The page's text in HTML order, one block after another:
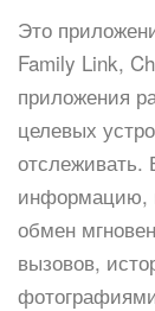
Это
Family Link,
приложения
целевых
отслеживать.
информацию,
обмен
вызовов,